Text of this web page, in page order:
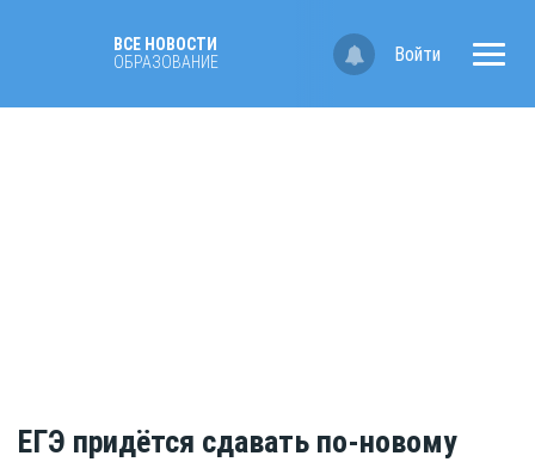
ВСЕ НОВОСТИ
OБРАЗОВАНИЕ
Войти
ЕГЭ придётся сдавать по-новому